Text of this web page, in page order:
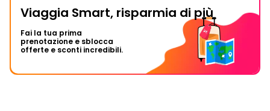
Viaggia Smart, risparmia di più
Fai la tua prima
prenotazione e sblocca
offerte e sconti incredibili.